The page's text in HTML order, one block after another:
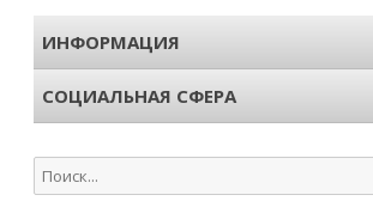
ИНФОРМАЦИЯ
СОЦИАЛЬНАЯ СФЕРА
Поиск